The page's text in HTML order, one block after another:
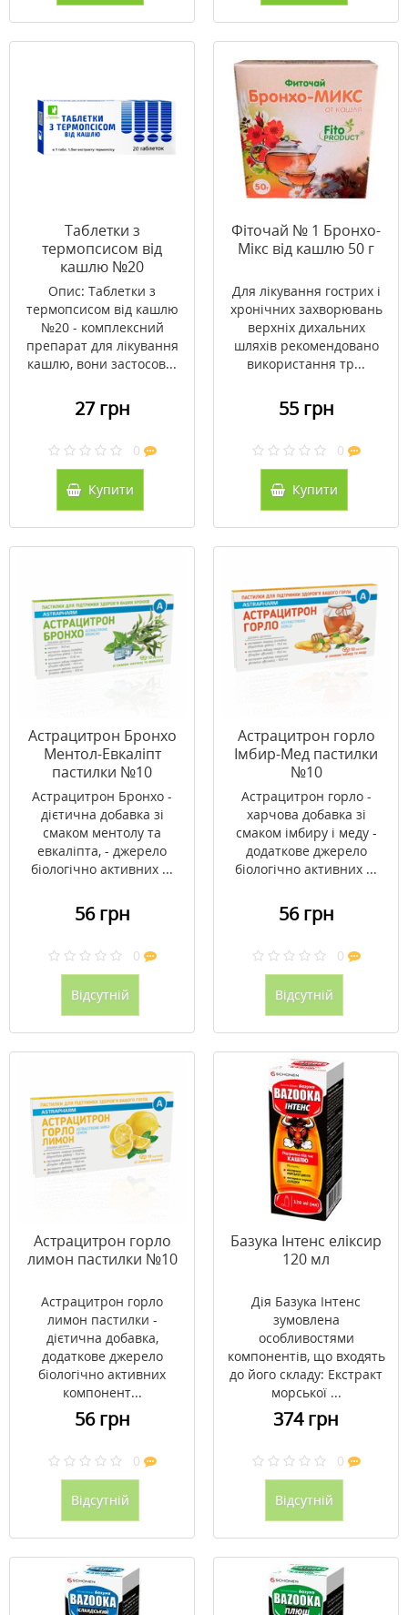
Таблетки з
термопсисом від
кашлю №20
Опис: Таблетки з
термопсисом від кашлю
№20 - комплексний
препарат для лікування
кашлю, вони застосов...
27 грн
0
Купити
Фіточай № 1 Бронхо-
Мікс від кашлю 50 г
Для лікування гострих і
хронічних захворювань
верхніх дихальних
шляхів рекомендовано
використання тр...
55 грн
0
Купити
Астрацитрон Бронхо
Ментол-Евкаліпт
пастилки №10
Астрацитрон Бронхо -
дієтична добавка зі
смаком ментолу та
евкаліпта, - джерело
біологічно активних ...
56 грн
0
Відсутній
Астрацитрон горло
Імбир-Мед пастилки
№10
Астрацитрон горло -
харчова добавка зі
смаком імбиру і меду -
додаткове джерело
біологічно активних ...
56 грн
0
Відсутній
Астрацитрон горло
лимон пастилки №10
Астрацитрон горло
лимон пастилки -
дієтична добавка,
додаткове джерело
біологічно активних
компонент...
56 грн
0
Відсутній
Базука Інтенс еліксир
120 мл
Дія Базука Інтенс
зумовлена
особливостями
компонентів, що входять
до його складу: Екстракт
морської ...
374 грн
0
Відсутній